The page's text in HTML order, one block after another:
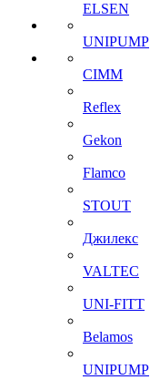
ELSEN
UNIPUMP
CIMM
Reflex
Gekon
Flamco
STOUT
Джилекс
VALTEC
UNI-FITT
Belamos
UNIPUMP